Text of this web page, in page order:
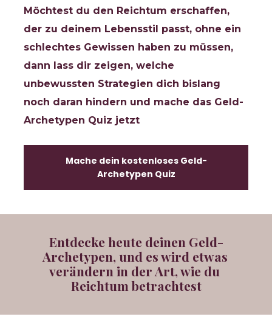
Möchtest du den Reichtum erschaffen,
der zu deinem Lebensstil passt, ohne ein
dann lass dir zeigen, welche
unbewussten Strategien dich bislang
noch daran hindern und mache das Geld-
Archetypen Quiz jetzt
Mache dein kostenloses Geld-
Archetypen Quiz
Entdecke heute deinen Geld-
Archetypen, und es wird etwas
verändern in der Art, wie du
Reichtum betrachtest